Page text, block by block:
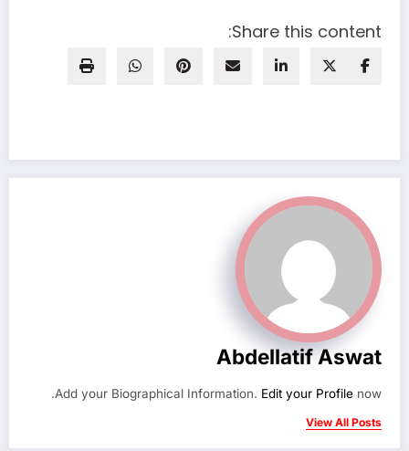
Share this content:
Abdellatif Aswat
Add your Biographical Information. Edit your Profile now.
View All Posts